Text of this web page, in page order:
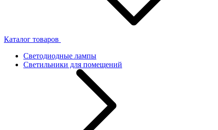
Каталог товаров
Светодиодные лампы
Светильники для помещений